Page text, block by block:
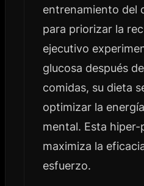
entrenamiento del
para priorizar la
ejecutivo
glucosa después
comidas, su dieta
optimizar la
mental. Esta
maximiza la
esfuerzo.